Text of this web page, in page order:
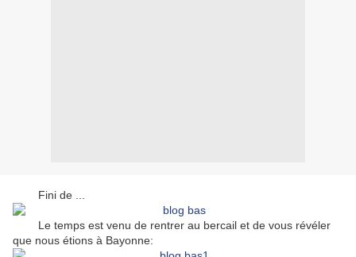
Fini de ...
Le temps est venu de rentrer au bercail et de vous révéler
que nous étions à Bayonne: